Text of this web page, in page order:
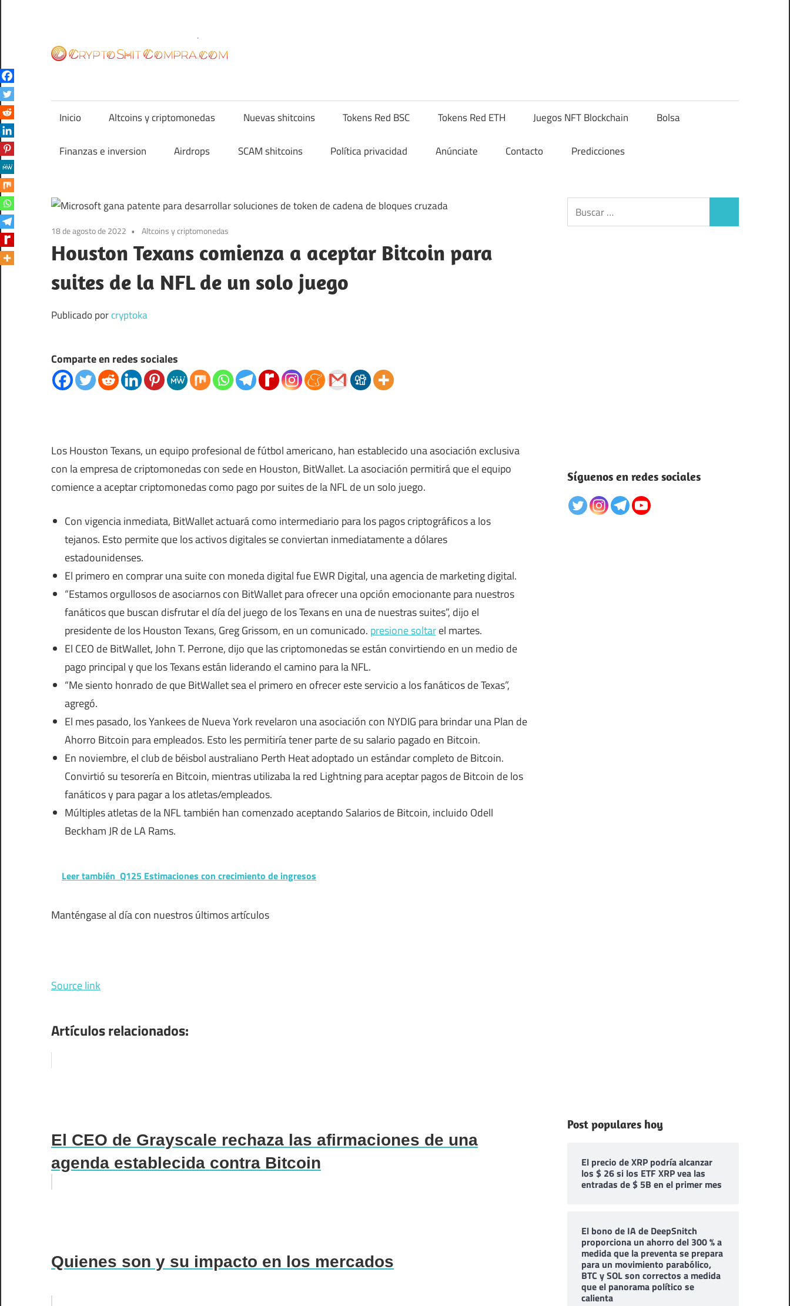
Inicio Altcoins y criptomonedas Nuevas shitcoins Tokens Red BSC Tokens Red ETH Juegos NFT Blockchain Bolsa
Finanzas e inversion Airdrops SCAM shitcoins Política privacidad Anúnciate Contacto Predicciones
18 de agosto de 2022 Altcoins y criptomonedas
Houston Texans comienza a aceptar Bitcoin para
suites de la NFL de un solo juego
Publicado porcryptoka
Comparte en redes sociales
Los Houston Texans, un equipo profesional de fútbol americano, han establecido una asociación exclusiva
con la empresa de criptomonedas con sede en Houston, BitWallet. La asociación permitirá que el equipo
comience a aceptar criptomonedas como pago por suites de la NFL de un solo juego.
Con vigencia inmediata, BitWallet actuará como intermediario para los pagos criptográficos a los
tejanos. Esto permite que los activos digitales se conviertan inmediatamente a dólares
estadounidenses.
El primero en comprar una suite con moneda digital fue EWR Digital, una agencia de marketing digital.
“Estamos orgullosos de asociarnos con BitWallet para ofrecer una opción emocionante para nuestros
fanáticos que buscan disfrutar el día del juego de los Texans en una de nuestras suites”, dijo el
presidente de los Houston Texans, Greg Grissom, en un comunicado. presione soltarel martes.
El CEO de BitWallet, John T. Perrone, dijo que las criptomonedas se están convirtiendo en un medio de
pago principal y que los Texans están liderando el camino para la NFL.
“Me siento honrado de que BitWallet sea el primero en ofrecer este servicio a los fanáticos de Texas”,
agregó.
El mes pasado, los Yankees de Nueva York revelaron una asociación con NYDIG para brindar unaPlan de
Ahorro Bitcoin para empleados. Esto les permitiría tener parte de su salario pagado en Bitcoin.
En noviembre, el club de béisbol australiano Perth Heatadoptado un estándar completo de Bitcoin.
Convirtió su tesorería en Bitcoin, mientras utilizaba la red Lightning para aceptar pagos de Bitcoin de los
fanáticos y para pagar a los atletas/empleados.
Múltiples atletas de la NFL también han comenzadoaceptando Salarios de Bitcoin, incluido Odell
Beckham JR de LA Rams.
Leer también Q125 Estimaciones con crecimiento de ingresos
Manténgase al día con nuestros últimos artículos
Source link
Artículos relacionados:
El CEO de Grayscale rechaza las afirmaciones de una
agenda establecida contra Bitcoin
Quienes son y su impacto en los mercados
Buscar:
Síguenos en redes sociales
Post populares hoy
El precio de XRP podría alcanzar
los $ 26 si los ETF XRP vea las
entradas de $ 5B en el primer mes
El bono de IA de DeepSnitch
proporciona un ahorro del 300 % a
medida que la preventa se prepara
para un movimiento parabólico,
BTC y SOL son correctos a medida
que el panorama político se
calienta